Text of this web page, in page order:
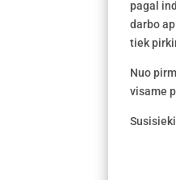
pagal
darbo
tiek
Nuo
visame